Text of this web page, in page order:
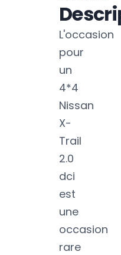
L'occasion
pour
un
4*4
Nissan
X-
Trail
2.0
dci
est
une
occasion
rare